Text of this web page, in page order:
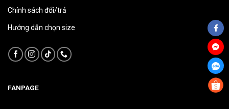
Chính sách đổi/trả
Hướng dẫn chọn size
FANPAGE